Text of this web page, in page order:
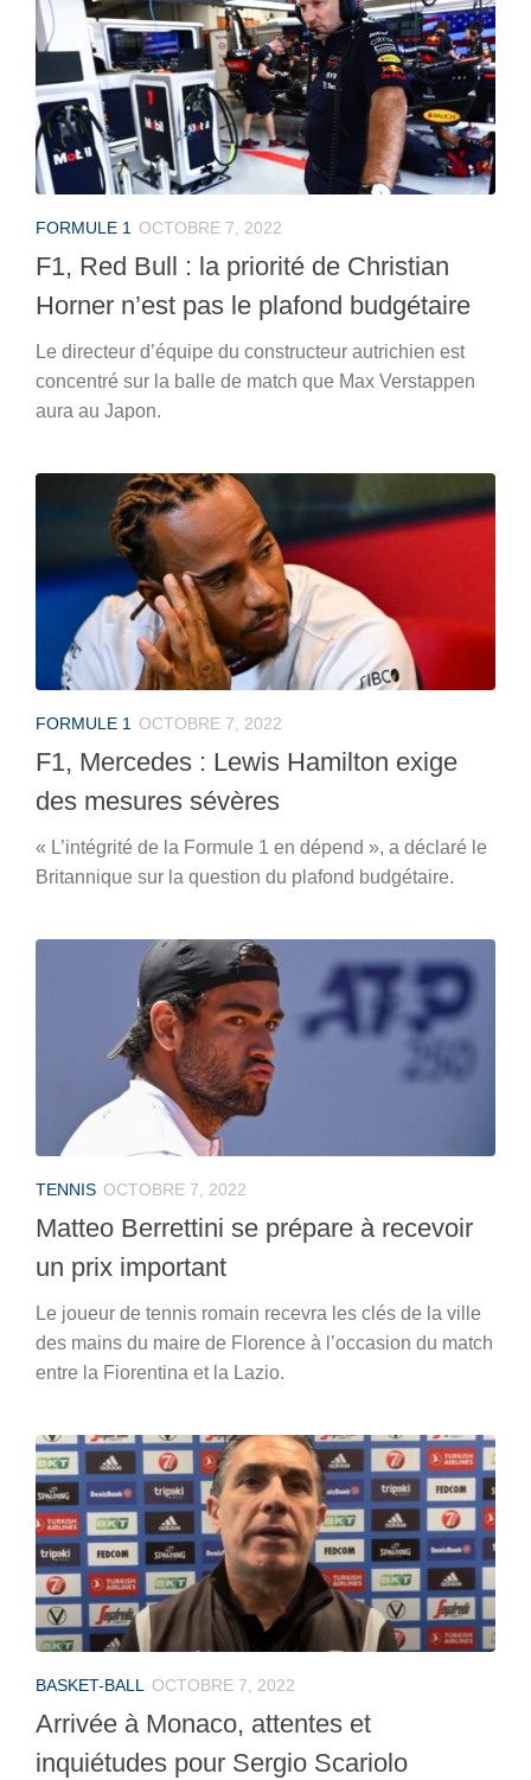
FORMULE 1 OCTOBRE 7, 2022
F1, Red Bull : la priorité de Christian
Horner n’est pas le plafond budgétaire
Le directeur d’équipe du constructeur autrichien est
concentré sur la balle de match que Max Verstappen
aura au Japon.
FORMULE 1 OCTOBRE 7, 2022
F1, Mercedes : Lewis Hamilton exige
des mesures sévères
« L’intégrité de la Formule 1 en dépend », a déclaré le
Britannique sur la question du plafond budgétaire.
TENNIS OCTOBRE 7, 2022
Matteo Berrettini se prépare à recevoir
un prix important
Le joueur de tennis romain recevra les clés de la ville
des mains du maire de Florence à l’occasion du match
entre la Fiorentina et la Lazio.
BASKET-BALL OCTOBRE 7, 2022
Arrivée à Monaco, attentes et
inquiétudes pour Sergio Scariolo